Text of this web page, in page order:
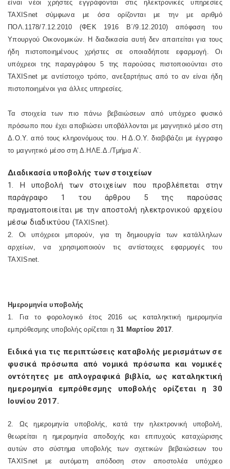
είναι νέοι χρήστες εγγράφονται στις ηλεκτρονικές υπηρεσίες
TAXISnet σύμφωνα με όσα ορίζονται με την με αριθμό
ΠΟΛ.1178/7.12.2010 (ΦΕΚ 1916 Β΄/9.12.2010) απόφαση του
Υπουργού Οικονομικών. Η διαδικασία αυτή δεν απαιτείται για τους
ήδη πιστοποιημένους χρήστες σε οποιαδήποτε εφαρμογή. Οι
υπόχρεοι της παραγράφου 5 της παρούσας πιστοποιούνται στο
TAXISnet με αντίστοιχο τρόπο, ανεξαρτήτως από το αν είναι ήδη
πιστοποιημένοι για άλλες υπηρεσίες.
Τα στοιχεία των πιο πάνω βεβαιώσεων από υπόχρεο φυσικό
πρόσωπο που έχει αποβιώσει υποβάλλονται με μαγνητικό μέσο στη
Δ.Ο.Υ. από τους κληρονόμους του. Η Δ.Ο.Υ. διαβιβάζει με έγγραφο
το μαγνητικό μέσο στη Δ.ΗΛΕ.Δ./Τμήμα Α’.
Διαδικασία υποβολής των στοιχείων
1. Η υποβολή των στοιχείων που προβλέπεται στην
παράγραφο 1 του άρθρου 5 της παρούσας
πραγματοποιείται με την αποστολή ηλεκτρονικού αρχείου
μέσω διαδικτύου (TAXISnet).
2. Οι υπόχρεοι μπορούν, για τη δημιουργία των κατάλληλων
αρχείων, να χρησιμοποιούν τις αντίστοιχες εφαρμογές του
TAXISnet.
Ημερομηνία υποβολής
1. Για το φορολογικό έτος 2016 ως καταληκτική ημερομηνία
εμπρόθεσμης υποβολής ορίζεται η 31 Μαρτίου 2017.
Ειδικά για τις περιπτώσεις καταβολής μερισμάτων σε
φυσικά πρόσωπα από νομικά πρόσωπα και νομικές
οντότητες με απλογραφικά βιβλία, ως καταληκτική
ημερομηνία εμπρόθεσμης υποβολής ορίζεται η 30
Ιουνίου 2017.
2. Ως ημερομηνία υποβολής, κατά την ηλεκτρονική υποβολή,
θεωρείται η ημερομηνία αποδοχής και επιτυχούς καταχώρισης
αυτών στο σύστημα υποβολής των σχετικών βεβαιώσεων του
TAXISnet με αυτόματη απόδοση στον αποστολέα υπόχρεο